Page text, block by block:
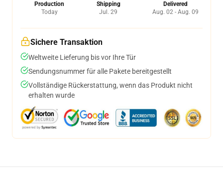
Production
Today
Shipping
Jul. 29
Delivered
Aug. 02 - Aug. 09
Sichere Transaktion
Weltweite Lieferung bis vor Ihre Tür
Sendungsnummer für alle Pakete bereitgestellt
Vollständige Rückerstattung, wenn das Produkt nicht
erhalten wurde